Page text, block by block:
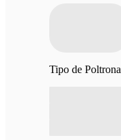
Tipo de Poltrona